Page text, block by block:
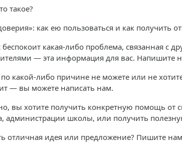
такое?
как ею пользоваться и как получить
беспокоит какая-либо проблема, связанная
— эта информация для вас. Напишите
какой-либо причине не можете или не
— вы можете написать нам.
вы хотите получить конкретную помощь от
администрации школы, или получить
отличная идея или предложение? Пишите